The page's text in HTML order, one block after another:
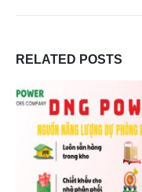
RELATED POSTS